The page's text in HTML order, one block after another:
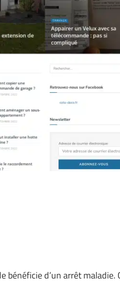
d’un arrêt maladie.